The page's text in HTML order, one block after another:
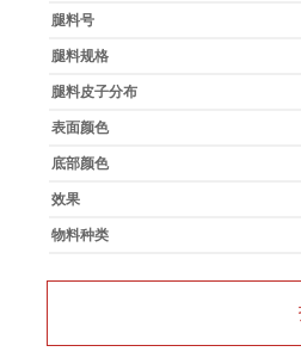
腿料号
腿料规格
腿料皮子分布
表面颜色
底部颜色
效果
物料种类